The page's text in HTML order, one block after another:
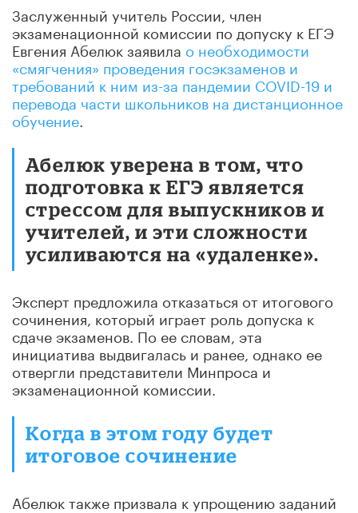
Заслуженный учитель России, член
экзаменационной комиссии по допуску к ЕГЭ
Евгения Абелюк заявила о необходимости
«смягчения» проведения госэкзаменов и
требований к ним из-за пандемии COVID-19 и
перевода части школьников на дистанционное
обучение
Абелюк уверена в том, что
подготовка к ЕГЭ является
стрессом для выпускников и
учителей, и эти сложности
усиливаются на «удаленке».
Эксперт предложила отказаться от итогового
сочинения, который играет роль допуска к
сдаче экзаменов. По ее словам, эта
инициатива выдвигалась и ранее, однако ее
отвергли представители Минпроса и
экзаменационной комиссии.
Когда в этом году будет
итоговое сочинение
Абелюк также призвала к упрощению заданий